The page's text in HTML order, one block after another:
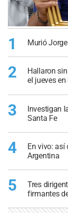
1 Murió
2
Hallaron
el jueves
3
Investigan
Santa Fe
4
En vivo: así
Argentina
5
Tres
firmantes